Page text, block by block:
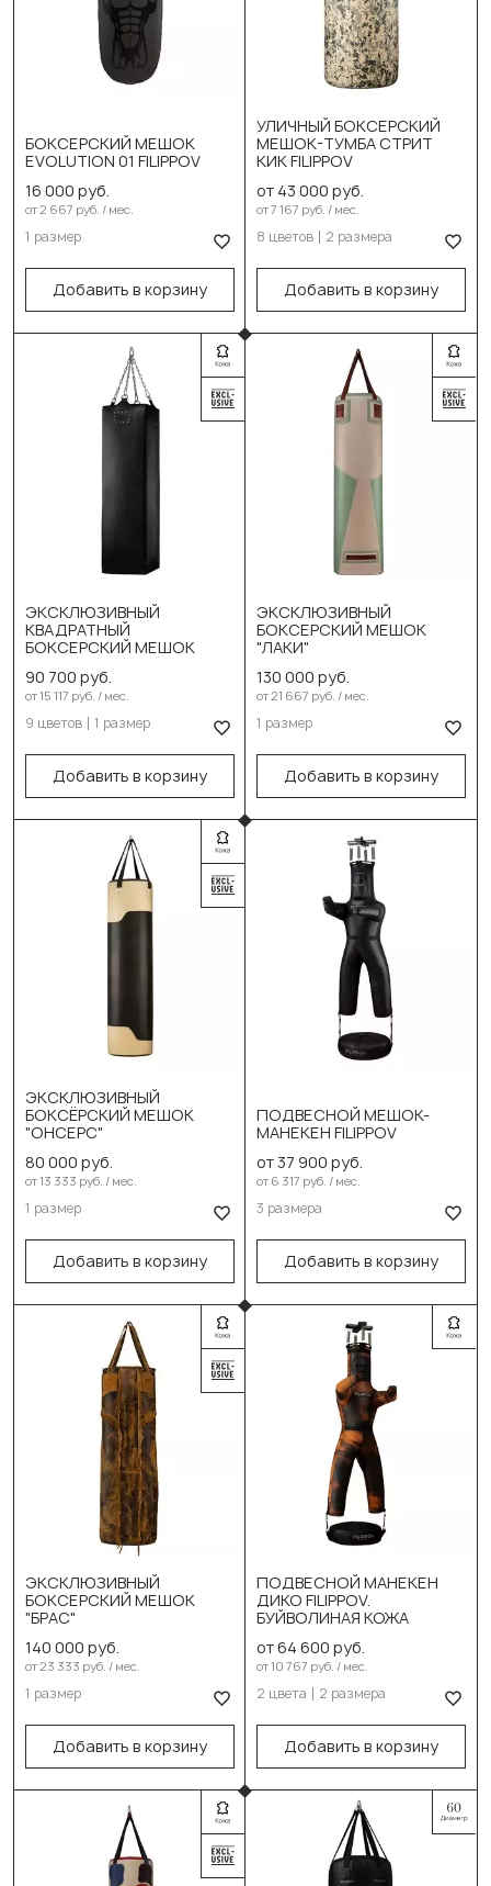
БОКСЕРСКИЙ МЕШОК
EVOLUTION 01 FILIPPOV
16 000 руб.
от 2 667 руб. / мес.
1 размер
Добавить в корзину
Выберите размер:
130см/60см/45см/55кг
УЛИЧНЫЙ БОКСЕРСКИЙ
МЕШОК-ТУМБА СТРИТ
КИК FILIPPOV
от 43 000 руб.
от 7 167 руб. / мес.
8 цветов 2 размера
Добавить в корзину
Синий
Красный
Зеленый
Серый
Белый
Пиксель
Выберите размер:
150см/60см/115кг
В корзину
ЭКСКЛЮЗИВНЫЙ
КВАДРАТНЫЙ
БОКСЕРСКИЙ МЕШОК
90 700 руб.
от 15 117 руб. / мес.
9 цветов 1 размер
Добавить в корзину
Синий
Серый
Голубой
Белый
Бежевый
Коричневый
Выберите размер:
150см/43см/62кг
В корзину
ЭКСКЛЮЗИВНЫЙ
БОКСЕРСКИЙ МЕШОК
"ЛАКИ"
130 000 руб.
от 21 667 руб. / мес.
1 размер
Добавить в корзину
Выберите размер:
150см/40см/63-65кг
ЭКСКЛЮЗИВНЫЙ
БОКСЁРСКИЙ МЕШОК
"ОНСЕРС"
80 000 руб.
от 13 333 руб. / мес.
1 размер
Добавить в корзину
Выберите размер:
150см/40см/62-65кг
ПОДВЕСНОЙ МЕШОК-
МАНЕКЕН FILIPPOV
от 37 900 руб.
от 6 317 руб. / мес.
3 размера
Добавить в корзину
130см/26-29кг
150см/32-35кг
В корзину
ЭКСКЛЮЗИВНЫЙ
БОКСЕРСКИЙ МЕШОК
"БРАС"
140 000 руб.
от 23 333 руб. / мес.
1 размер
Добавить в корзину
Выберите размер:
150см/50см/68-70кг
ПОДВЕСНОЙ МАНЕКЕН
ДИКО FILIPPOV.
БУЙВОЛИНАЯ КОЖА
от 64 600 руб.
от 10 767 руб. / мес.
2 цвета 2 размера
Добавить в корзину
Выберите цвет:
DIKO черн. серый
Выберите размер:
150см/32-35кг
В корзину